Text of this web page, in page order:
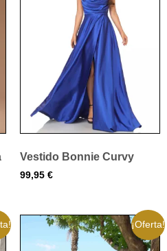
Vestido Bonnie Curvy
99,95 €
¡Oferta!